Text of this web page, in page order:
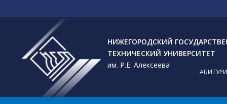
НИЖЕГОРОДСКИЙ
ТЕХНИЧЕСКИЙ УНИВЕРСИТЕТ
им. Р.Е. Алексеева